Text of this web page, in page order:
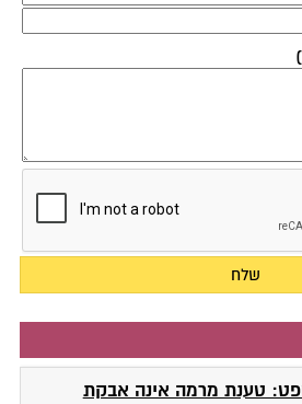
טענת מרמה אינה אבקת